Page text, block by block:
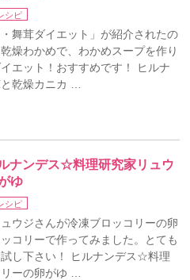
シピ
舞茸ダイエット」が紹介されたの
燥わかめで、わかめスープを作り
エット！おすすめです！ ヒルナ
乾燥カニカ …
ナンデス☆料理研究家リュウ
ゆ
シピ
ウジさんが冷凍ブロッコリーの卵
コリーで作ってみました。とても
し下さい！ ヒルナンデス☆料理
ーの卵がゆ …